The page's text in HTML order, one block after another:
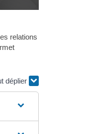
relations
déplier